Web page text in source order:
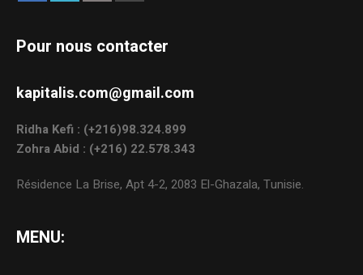
Pour nous contacter
kapitalis.com@gmail.com
Ridha Kefi : (+216)98.324.899
Zohra Abid : (+216) 22.578.343
Résidence La Brise, Apt 4-2, 2083 El-Ghazala, Tunisie.
MENU: